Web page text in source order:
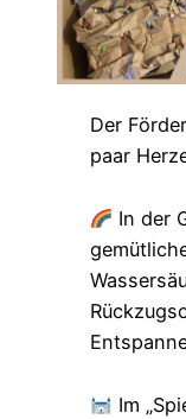
Der
paar
In der
Im